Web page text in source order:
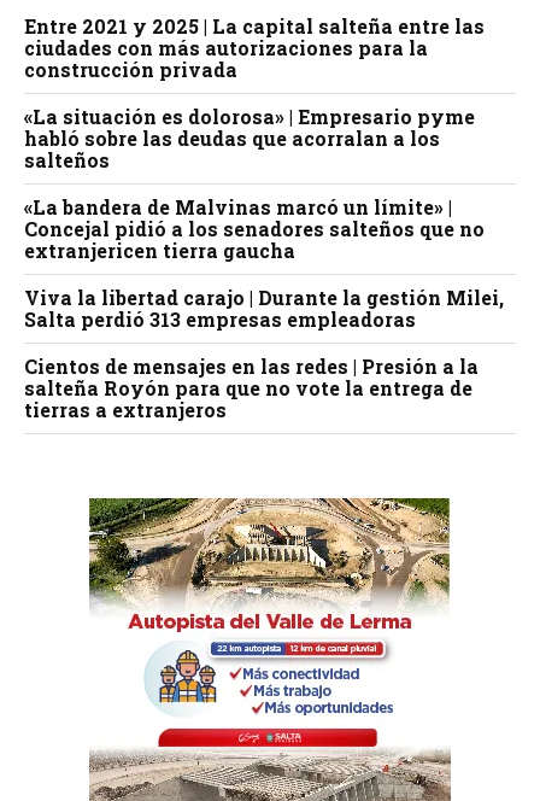
Entre 2021 y 2025 | La capital salteña entre las
ciudades con más autorizaciones para la
construcción privada
«La situación es dolorosa» | Empresario pyme
habló sobre las deudas que acorralan a los
salteños
«La bandera de Malvinas marcó un límite» |
Concejal pidió a los senadores salteños que no
extranjericen tierra gaucha
Viva la libertad carajo | Durante la gestión Milei,
Salta perdió 313 empresas empleadoras
Cientos de mensajes en las redes | Presión a la
salteña Royón para que no vote la entrega de
tierras a extranjeros